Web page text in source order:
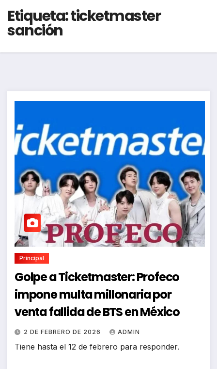
Etiqueta:ticketmaster
sanción
Principal
Golpe a Ticketmaster: Profeco
impone multa millonaria por
venta fallida de BTS en México
2 DE FEBRERO DE 2026 ADMIN
Tiene hasta el 12 de febrero para responder.